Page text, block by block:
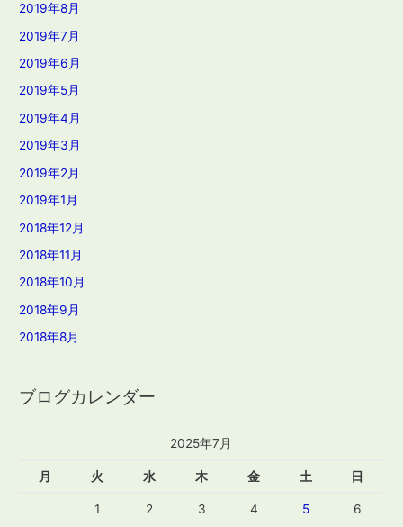
2019年8月
2019年7月
2019年6月
2019年5月
2019年4月
2019年3月
2019年2月
2019年1月
2018年12月
2018年11月
2018年10月
2018年9月
2018年8月
ブログカレンダー
2025年7月
月 火 水 木 金 土 日
1 2 3 4 5 6